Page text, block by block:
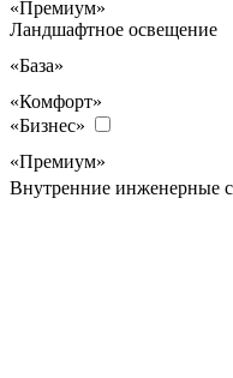
«Премиум»
Ландшафтное освещение
«База»
«Комфорт»
«Бизнес»
«Премиум»
Внутренние инженерные